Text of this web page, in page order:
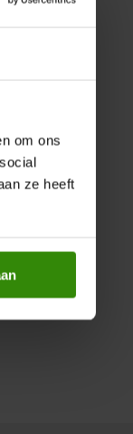
om ons
ze heeft